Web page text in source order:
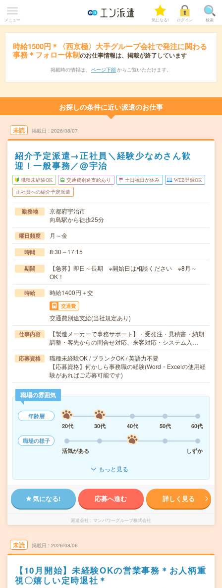
メニュー 気になる! ログイン 検索
時給1500円＊〈西京極〉大手グループ会社で発注に関わる
事務＊フォロー体制のお仕事情報は、掲載が終了しています
掲載時の情報は、 ページ下部 からご覧いただけます。
お探しの条件に近い派遣のお仕事
未読 掲載日 2026/08/07
紹介予定派遣→正社員＼経験少なめさん歓
迎！一般事務／@宇治
職種未経験OK 交通費別途支給あり 土日祝日が休み WEB登録OK
正社員への紹介予定派遣
勤務地
京都府宇治市
向島駅から徒歩25分
曜日頻度 月～金
時間 8:30～17:15
期間
【急募】即日～長期 ※開始日は相談ください ※8月～
OK！
時給 時給1400円＋交
交通費
交通費別途支給(当社規定あり)
仕事内容
【製造メーカーで事務サポート】・受発注・見積書・納期
調整・客先からの問合せ対応、来客対応・システム入…
応募資格
職種未経験OK / ブランクOK / 英語力不要
【応募資格】何かしら事務職の経験(Word・Excelの使用経
験があればご応募可能です)
職場の雰囲気
年齢層
20代
30代 40代 50代
60代
職場の様子
活気がある
しずか
もっと見る
気になる! 応募へ進む 詳しく見る
派遣会社 マンパワーグループ株式会社
未読 掲載日 2026/08/06
【10月開始】未経験OKの営業事務＊お人柄重
視〇嬉しい定時退社＊